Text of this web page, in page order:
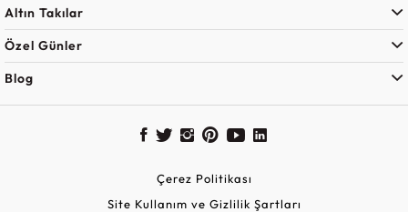
Altın Takılar
Özel Günler
Blog
Çerez Politikası
Site Kullanım ve Gizlilik Şartları